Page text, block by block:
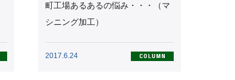
町工場あるあるの悩み・・・（マ
シニング加工）
2017.6.24